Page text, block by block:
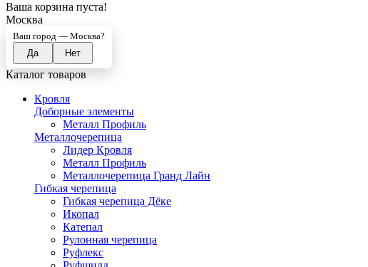
Ваша корзина пуста!
Москва
Ваш город — Москва?
Каталог товаров
Кровля
Доборные элементы
Металл Профиль
Металлочерепица
Лидер Кровля
Металл Профиль
Металлочерепица Гранд Лайн
Гибкая черепица
Гибкая черепица Дёке
Икопал
Катепал
Рулонная черепица
Руфлекс